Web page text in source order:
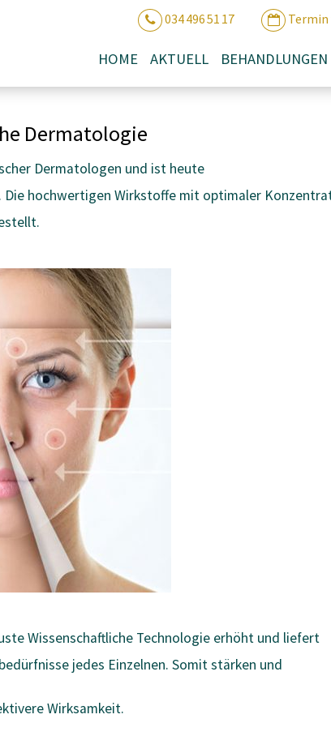
034 496 51 17 Termin
HOME AKTUELL BEHANDLUNGEN
Dermatologie
Dermatologen und ist heute
Die hochwertigen Wirkstoffe mit optimaler
Wissenschaftliche Technologie erhöht und liefert
jedes Einzelnen. Somit stärken und
Wirksamkeit.